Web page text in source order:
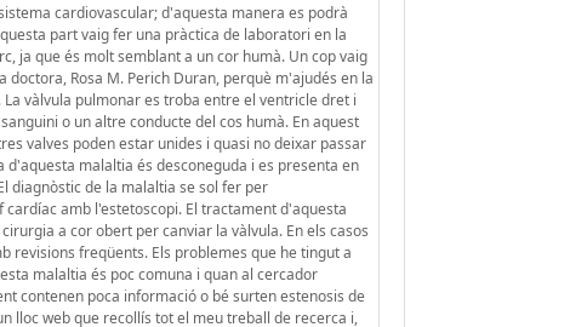
cardiovascular; d'aquesta manera es podrà
part vaig fer una pràctica de laboratori en la
ja que és molt semblant a un cor humà. Un cop vaig
Rosa M. Perich Duran, perquè m'ajudés en la
vàlvula pulmonar es troba entre el ventricle dret i
o un altre conducte del cos humà. En aquest
valves poden estar unides i quasi no deixar passar
malaltia és desconeguda i es presenta en
diagnòstic de la malaltia se sol fer per
amb l'estetoscopi. El tractament d'aquesta
a cor obert per canviar la vàlvula. En els casos
revisions freqüents. Els problemes que he tingut a
malaltia és poc comuna i quan al cercador
contenen poca informació o bé surten estenosis de
lloc web que recollís tot el meu treball de recerca i,